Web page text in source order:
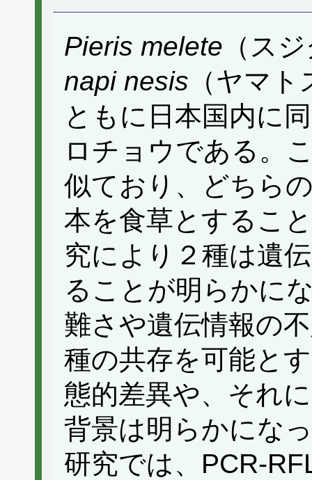
Pieris melete （ス
napi nesis （ヤマ
ともに日本国内に
ロチョウである。
似ており、どちら
本を食草とするこ
究により２種は遺
ることが明らかに
難さや遺伝情報の
種の共存を可能と
態的差異や、それ
背景は明らかにな
研究では、PCR-